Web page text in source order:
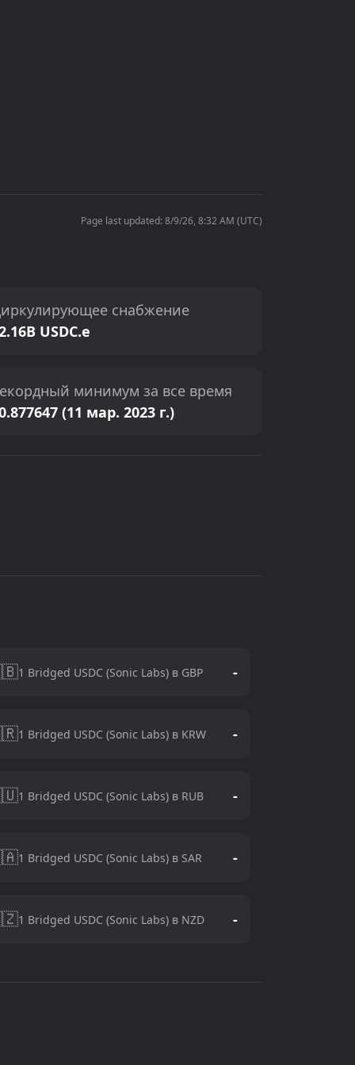
Page last updated: 8/9/26, 8:32 AM (UTC)
снабжение
USDC.e
минимум за все время
(11 мар. 2023 г.)
1 Bridged USDC (Sonic Labs) в GBP -
1 Bridged USDC (Sonic Labs) в KRW -
1 Bridged USDC (Sonic Labs) в RUB -
1 Bridged USDC (Sonic Labs) в SAR -
1 Bridged USDC (Sonic Labs) в NZD -